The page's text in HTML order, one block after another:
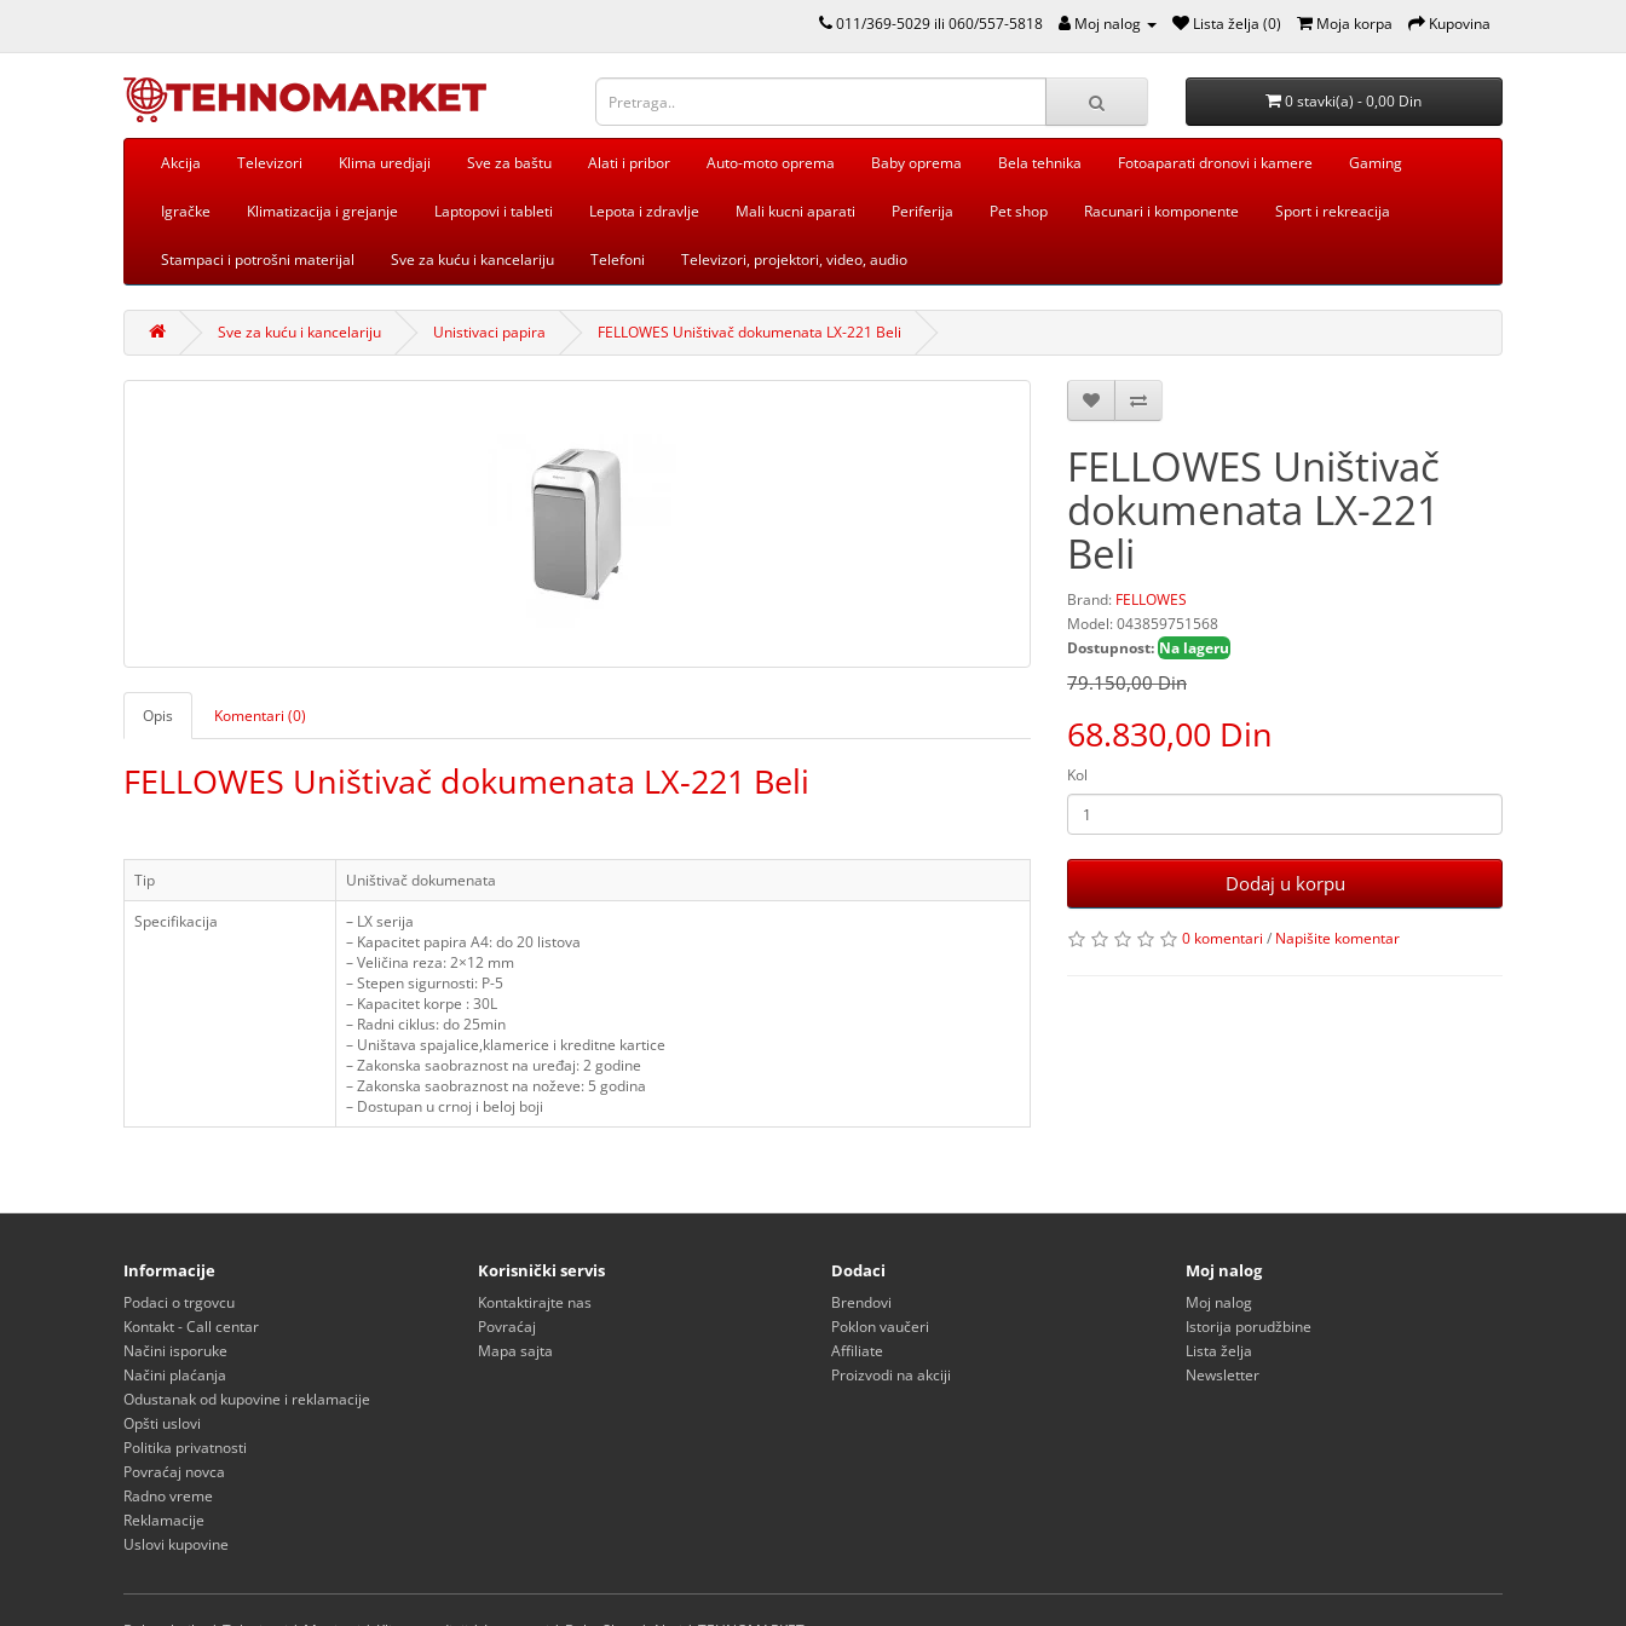
011/369-5029 ili 060/557-5818 Moj nalog Lista želja (0) Moja korpa Kupovina
0 stavki(a) - 0,00 Din
Akcija Televizori Klima uredjaji Sve za baštu Alati i pribor Auto-moto oprema Baby oprema Bela tehnika Fotoaparati dronovi i kamere Gaming
Igračke Klimatizacija i grejanje Laptopovi i tableti Lepota i zdravlje Mali kucni aparati Periferija Pet shop Racunari i komponente Sport i rekreacija
Stampaci i potrošni materijal Sve za kuću i kancelariju Telefoni Televizori, projektori, video, audio
Sve za kuću i kancelariju Unistivaci papira FELLOWES Uništivač dokumenata LX-221 Beli
Opis Komentari (0)
FELLOWES Uništivač dokumenata LX-221 Beli
Tip
Uništivač dokumenata
Specifikacija
– LX serija
– Kapacitet papira A4: do 20 listova
– Veličina reza: 2×12 mm
– Stepen sigurnosti: P-5
– Kapacitet korpe : 30L
– Radni ciklus: do 25min
– Uništava spajalice,klamerice i kreditne kartice
– Zakonska saobraznost na uređaj: 2 godine
– Zakonska saobraznost na noževe: 5 godina
– Dostupan u crnoj i beloj boji
FELLOWES Uništivač
dokumenata LX-221
Beli
Brand: FELLOWES
Model: 043859751568
Dostupnost: Na lageru
79.150,00 Din
68.830,00 Din
Kol
Dodaj u korpu
0 komentari / Napišite komentar
Informacije
Podaci o trgovcu
Kontakt - Call centar
Načini isporuke
Načini plaćanja
Odustanak od kupovine i reklamacije
Opšti uslovi
Politika privatnosti
Povraćaj novca
Radno vreme
Reklamacije
Uslovi kupovine
Korisnički servis
Kontaktirajte nas
Povraćaj
Mapa sajta
Dodaci
Brendovi
Poklon vaučeri
Affiliate
Proizvodi na akciji
Moj nalog
Moj nalog
Istorija porudžbine
Lista želja
Newsletter